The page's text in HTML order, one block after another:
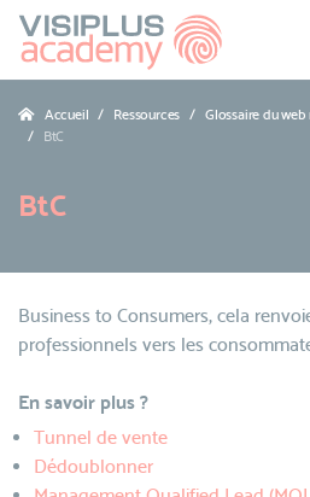
Accueil Ressources
Glossaire du
BtC
BtC
Business to Consumers, cela
professionnels vers les
En savoir plus ?
Tunnel de vente
Dédoublonner